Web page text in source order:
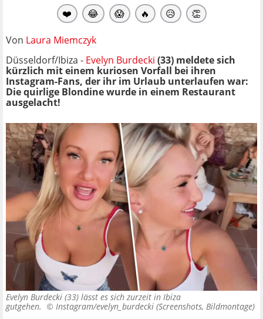
❤️ 😂 😱 🔥 😥 👏
Von Laura Miemczyk
Düsseldorf/Ibiza - Evelyn Burdecki (33) meldete sich
kürzlich mit einem kuriosen Vorfall bei ihren
Instagram-Fans, der ihr im Urlaub unterlaufen war:
Die quirlige Blondine wurde in einem Restaurant
ausgelacht!
Evelyn Burdecki (33) lässt es sich zurzeit in Ibiza
gutgehen. © Instagram/evelyn_burdecki (Screenshots, Bildmontage)